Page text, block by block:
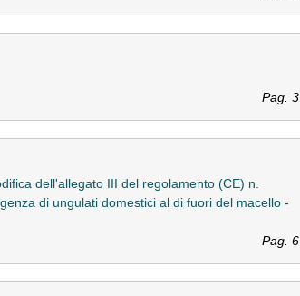
Pag. 3
dell'allegato III del regolamento (CE) n.
di ungulati domestici al di fuori del macello -
Pag. 6